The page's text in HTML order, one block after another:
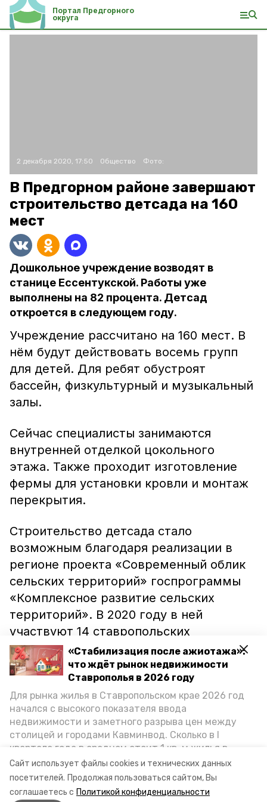
Сайт использует файлы cookies и технических данных
посетителей. Продолжая пользоваться сайтом, Вы
соглашаетесь с Политикой конфиденциальности
«Стабилизация после ажиотажа»:
что ждёт рынок недвижимости
Ставрополья в 2026 году
Для рынка жилья в Ставропольском крае 2026 год
начался с высокого показателя ввода
недвижимости и заметного разрыва цен между
столицей и городами Кавминвод. Сколько в I
квартале года в среднем стоит 1 кв. м жилья в
городах и округах региона, как изменился спрос на
первичку и вторичку, какова себестоимость
стройки собственного жилья в этом году и какие
Портал Предгорного
округа
2 декабря 2020, 17:50 Общество Фото:
В Предгорном районе завершают
строительство детсада на 160
мест
Дошкольное учреждение возводят в
станице Ессентукской. Работы уже
выполнены на 82 процента. Детсад
откроется в следующем году.
Учреждение рассчитано на 160 мест. В
нём будут действовать восемь групп
для детей. Для ребят обустроят
бассейн, физкультурный и музыкальный
залы.
Сейчас специалисты занимаются
внутренней отделкой цокольного
этажа. Также проходит изготовление
фермы для установки кровли и монтаж
перекрытия.
Строительство детсада стало
возможным благодаря реализации в
регионе проекта «Современный облик
сельских территорий» госпрограммы
«Комплексное развитие сельских
территорий». В 2020 году в ней
участвуют 14 ставропольских
территорий.
На эти цели из федерального бюджета
выделили свыше 780 миллионов рублей,
из регионального – более 101 миллиона
рублей. Также привлекаются местные
бюджеты и внебюджетные источники.
Фото: минсельхоз СК